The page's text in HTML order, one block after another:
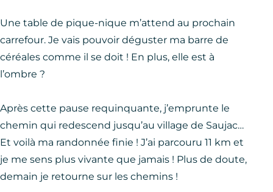
Une table de pique-nique m’attend au prochain
carrefour. Je vais pouvoir déguster ma barre de
céréales comme il se doit ! En plus, elle est à
l’ombre ?
Après cette pause requinquante, j’emprunte le
chemin qui redescend jusqu’au village de Saujac…
Et voilà ma randonnée finie ! J’ai parcouru 11 km et
je me sens plus vivante que jamais ! Plus de doute,
demain je retourne sur les chemins !